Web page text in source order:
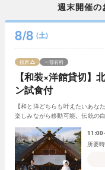
週末開催の
8/8 (土)
【和装×洋館貸切
ン試食付
残席 一部有料
【和と洋どちらも叶えたいあな
楽しみながら移動可能。伝統の
11:00